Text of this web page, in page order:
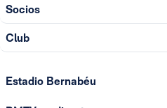
Socios
Club
Estadio Bernabéu